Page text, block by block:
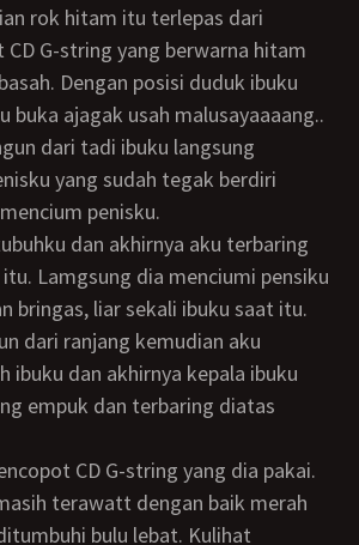
CD G-string yang berwarna hitam
Dengan posisi duduk ibuku
buka ajagak usah malusayaaaang..
dari tadi ibuku langsung
yang sudah tegak berdiri
penisku.
Lamgsung dia menciumi pensiku
bringas, liar sekali ibuku saat itu.
dari ranjang kemudian aku
ibuku dan akhirnya kepala ibuku
empuk dan terbaring diatas
terawatt dengan baik merah
bulu lebat. Kulihat